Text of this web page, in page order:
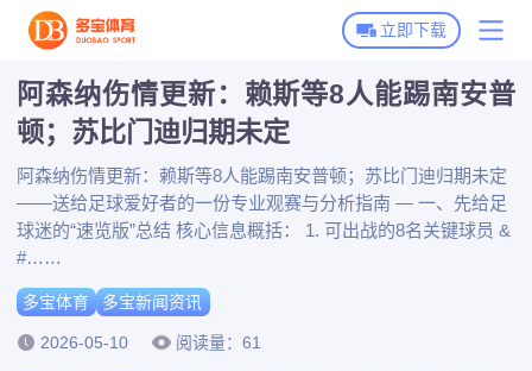
多宝体育首页
多宝全站APP下载
多宝体育动态
博彩平台推荐
立即下载
阿森纳伤情更新：赖斯等8人能踢南安普
顿；苏比门迪归期未定
阿森纳伤情更新：赖斯等8人能踢南安普顿；苏比门迪归期未定
——送给足球爱好者的一份专业观赛与分析指南 — 一、先给足
球迷的“速览版”总结 核心信息概括： 1. 可出战的8名关键球员 &
#……
多宝体育 多宝新闻资讯
2026-05-10 阅读量：61